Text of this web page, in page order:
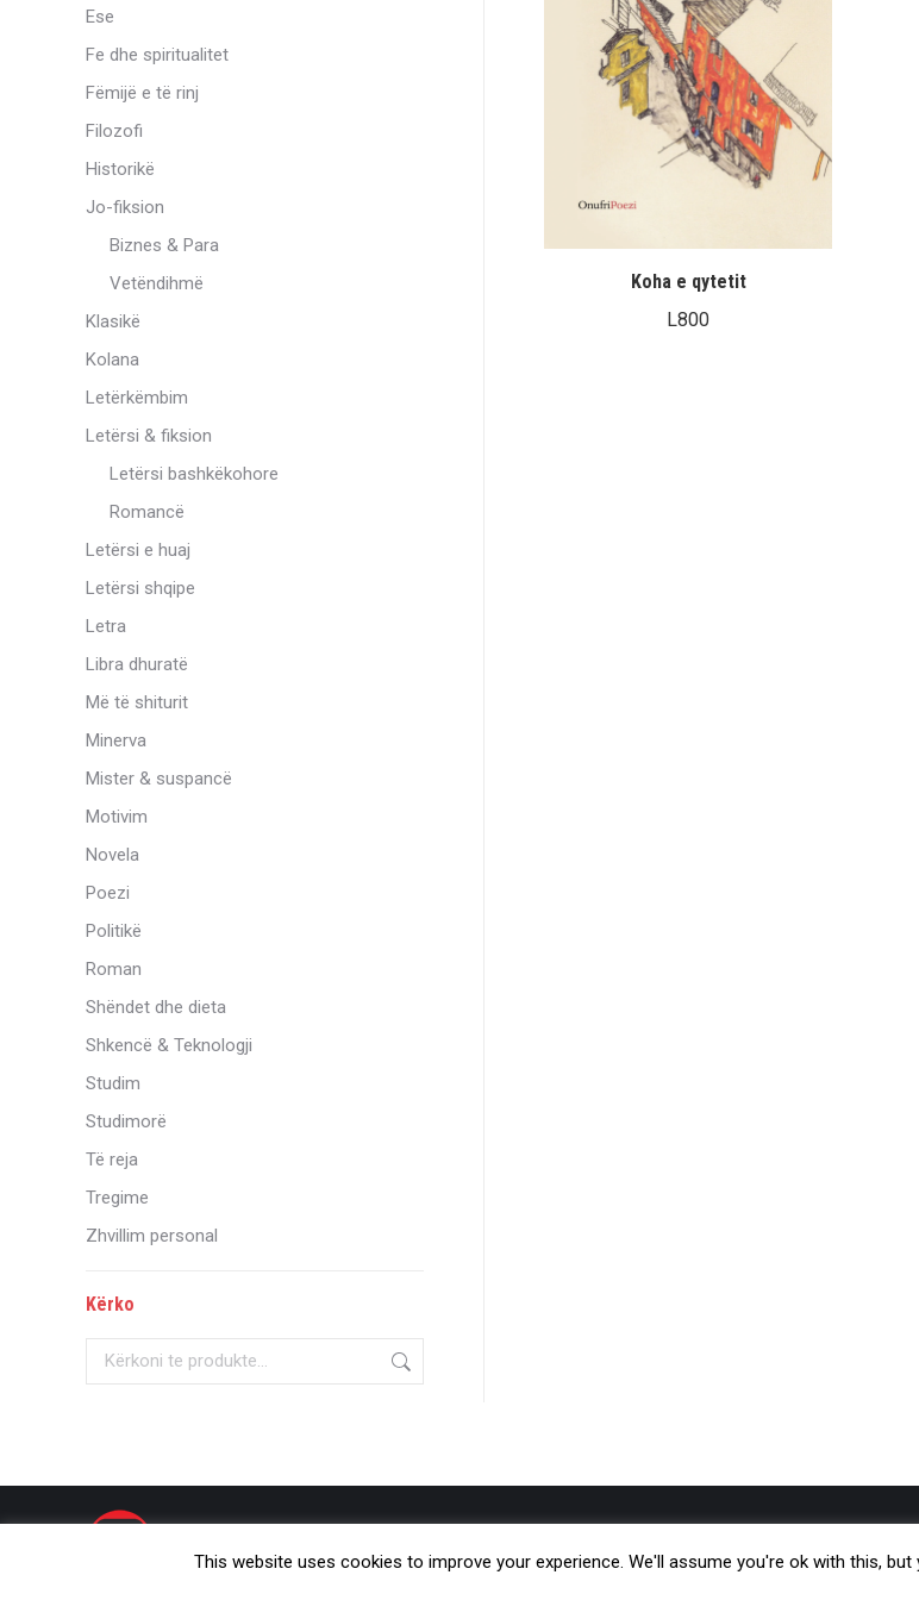
Koha e qytetit
L800
Ese
Fe dhe spiritualitet
Fëmijë e të rinj
Filozofi
Historikë
Jo-fiksion
Biznes & Para
Vetëndihmë
Klasikë
Kolana
Letërkëmbim
Letërsi & fiksion
Letërsi bashkëkohore
Romancë
Letërsi e huaj
Letërsi shqipe
Letra
Libra dhuratë
Më të shiturit
Minerva
Mister & suspancë
Motivim
Novela
Poezi
Politikë
Roman
Shëndet dhe dieta
Shkencë & Teknologji
Studim
Studimorë
Të reja
Tregime
Zhvillim personal
Kërko
This website uses cookies to improve your experience. We'll assume you're ok with this,